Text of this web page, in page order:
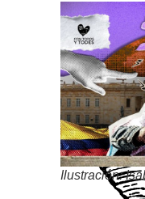
Ilustración: